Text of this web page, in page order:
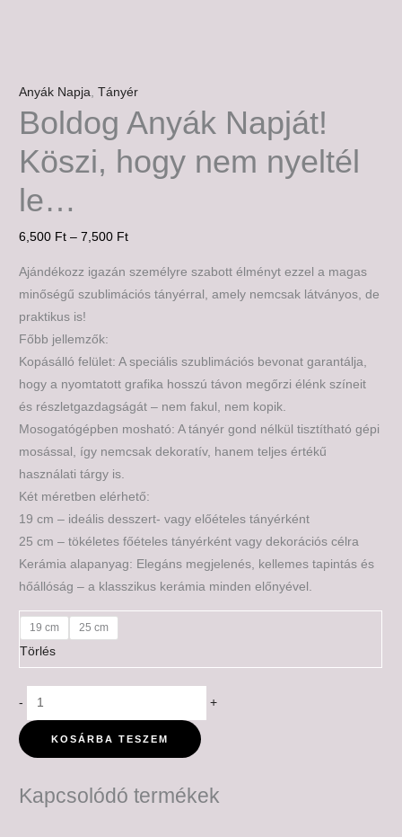
Anyák Napja,Tányér
Boldog Anyák Napját!
Köszi, hogy nem nyeltél
le…
6,500 Ft – 7,500 Ft
Ajándékozz igazán személyre szabott élményt ezzel a magas
minőségű szublimációs tányérral, amely nemcsak látványos, de
praktikus is!
Főbb jellemzők:
Kopásálló felület: A speciális szublimációs bevonat garantálja,
hogy a nyomtatott grafika hosszú távon megőrzi élénk színeit
és részletgazdagságát – nem fakul, nem kopik.
Mosogatógépben mosható: A tányér gond nélkül tisztítható gépi
mosással, így nemcsak dekoratív, hanem teljes értékű
használati tárgy is.
Két méretben elérhető:
19 cm – ideális desszert- vagy előételes tányérként
25 cm – tökéletes főételes tányérként vagy dekorációs célra
Kerámia alapanyag: Elegáns megjelenés, kellemes tapintás és
hőállóság – a klasszikus kerámia minden előnyével.
19 cm 25 cm
Törlés
- +
KOSÁRBA TESZEM
Kapcsolódó termékek